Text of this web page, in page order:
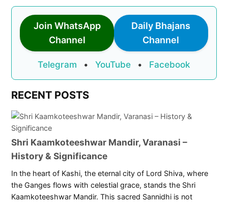
Join WhatsApp
Channel
Daily Bhajans
Channel
Telegram • YouTube • Facebook
RECENT POSTS
Shri Kaamkoteeshwar Mandir, Varanasi –
History & Significance
In the heart of Kashi, the eternal city of Lord Shiva, where
the Ganges flows with celestial grace, stands the Shri
Kaamkoteeshwar Mandir. This sacred Sannidhi is not